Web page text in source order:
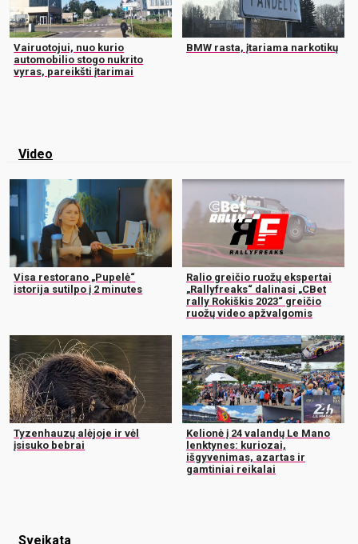
Vairuotojui, nuo kurio
automobilio stogo nukrito
vyras, pareikšti įtarimai
BMW rasta, įtariama narkotikų
Video
Visa restorano „Pupelė“
istorija sutilpo į 2 minutes
Ralio greičio ruožų ekspertai
„Rallyfreaks“ dalinasi „CBet
rally Rokiškis 2023“ greičio
ruožų video apžvalgomis
Tyzenhauzų alėjoje ir vėl
įsisuko bebrai
Kelionė į 24 valandų Le Mano
lenktynes: kuriozai,
išgyvenimas, azartas ir
gamtiniai reikalai
Sveikata